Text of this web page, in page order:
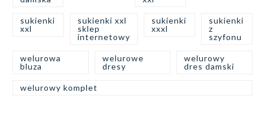
sukienki
xxl
sukienki xxl
sklep
internetowy
sukienki
xxxl
sukienki
z
szyfonu
welurowa
bluza
welurowe
dresy
welurowy
dres damski
welurowy komplet